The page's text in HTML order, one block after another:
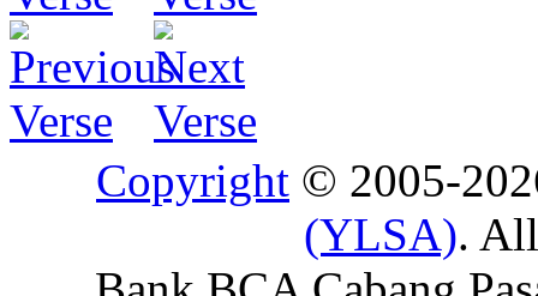
Copyright © 2005-
(YLSA).